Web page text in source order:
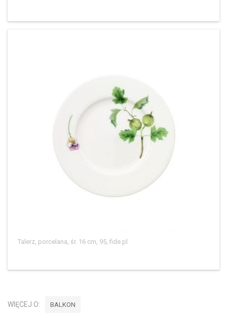
Talerz, porcelana, śr. 16 cm, 95, fide.pl
WIĘCEJ O: BALKON